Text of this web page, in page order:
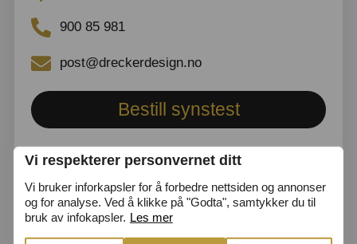
Vi respekterer personvernet ditt
Vi bruker inforkapsler for å forbedre nettsiden og annonser
og for analyse. Ved å klikke på "Godta", samtykker du til
bruk av infokapsler. Les mer
900 85 981
post@dreckerdesign.no
Bestill synstest